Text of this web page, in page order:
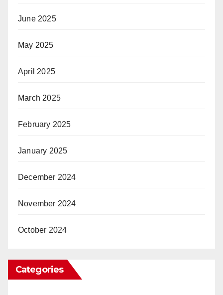
June 2025
May 2025
April 2025
March 2025
February 2025
January 2025
December 2024
November 2024
October 2024
Categories